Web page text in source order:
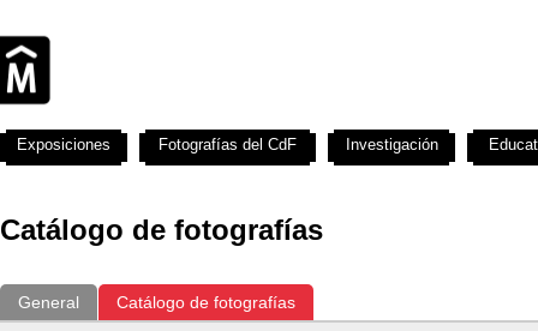
Catálogo de fotografías
General Catálogo de fotografías
Exposiciones Fotografías del CdF Investigación